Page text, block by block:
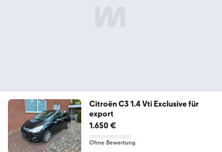
Citroën C3 1.4 Vti Exclusive für
export
1.650 €
Ohne Bewertung